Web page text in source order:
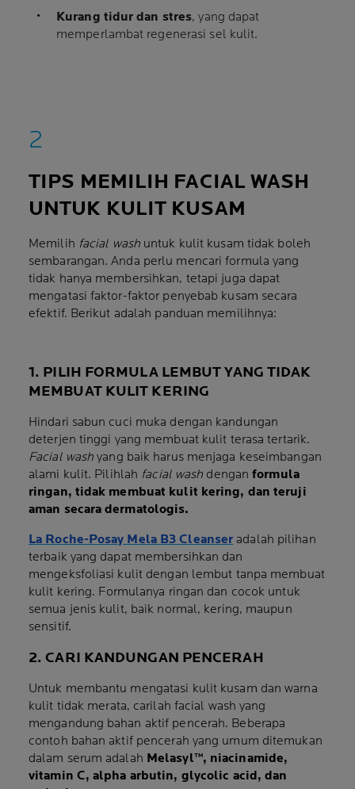
Kurang tidur dan stres, yang dapat
memperlambat regenerasi sel kulit.
TIPS MEMILIH FACIAL WASH
UNTUK KULIT KUSAM
Memilih facial wash untuk kulit kusam tidak boleh
sembarangan. Anda perlu mencari formula yang
tidak hanya membersihkan, tetapi juga dapat
mengatasi faktor-faktor penyebab kusam secara
efektif. Berikut adalah panduan memilihnya:
1. PILIH FORMULA LEMBUT YANG TIDAK
MEMBUAT KULIT KERING
Hindari sabun cuci muka dengan kandungan
deterjen tinggi yang membuat kulit terasa tertarik.
Facial wash yang baik harus menjaga keseimbangan
alami kulit. Pilihlah facial wash denganformula
ringan, tidak membuat kulit kering, dan teruji
aman secara dermatologis.
La Roche-Posay Mela B3 Cleanser adalah pilihan
terbaik yang dapat membersihkan dan
mengeksfoliasi kulit dengan lembut tanpa membuat
kulit kering. Formulanya ringan dan cocok untuk
semua jenis kulit, baik normal, kering, maupun
sensitif.
2. CARI KANDUNGAN PENCERAH
Untuk membantu mengatasi kulit kusam dan warna
kulit tidak merata, carilah facial wash yang
mengandung bahan aktif pencerah. Beberapa
contoh bahan aktif pencerah yang umum ditemukan
dalam serum adalah Melasyl™, niacinamide,
vitamin C, alpha arbutin, glycolic acid, dan